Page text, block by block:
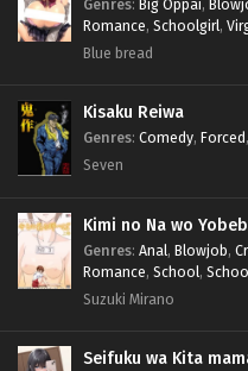
Genres: Big Oppai,
Romance, Schoolgirl,
Blue bread
Kisaku Reiwa
Genres: Comedy, Forced,
Seven
Kimi no Na wo
Genres: Anal, Blowjob,
Romance, School,
Suzuki Mirano
Seifuku wa Kita